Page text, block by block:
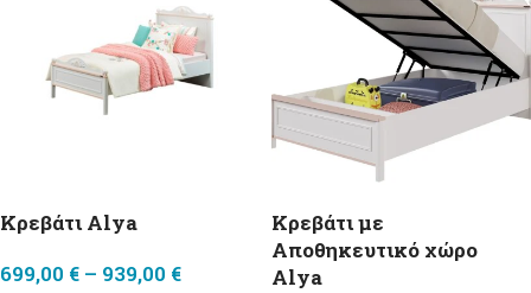
Κρεβάτι Alya
699,00 € – 939,00 €
Κρεβάτι με
Αποθηκευτικό χώρο
Alya